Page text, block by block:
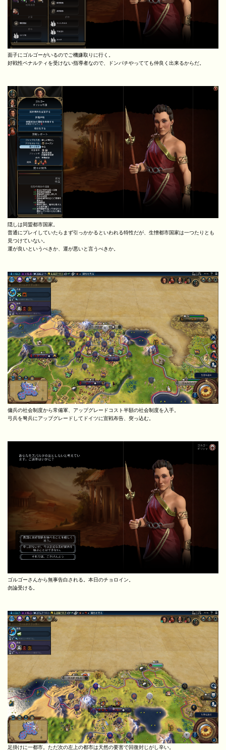
面子にゴルゴーがいるのでご機嫌取りに行く。
好戦性ペナルティを受けない指導者なので、ドンパチやってても仲良く出来るからだ。
隠しは同盟都市国家。
普通にプレイしていたらまず引っかかるといわれる特性だが、生憎都市国家は一つたりとも
見つけていない。
運が良いというべきか、運が悪いと言うべきか。
傭兵の社会制度から常備軍、アップグレードコスト半額の社会制度を入手。
弓兵を弩兵にアップグレードしてドイツに宣戦布告、突っ込む。
ゴルゴーさんから無事告白される。本日のチョロイン。
勿論受ける。
足掛けに一都市。ただ次の左上の都市は天然の要害で回復封じがし辛い。